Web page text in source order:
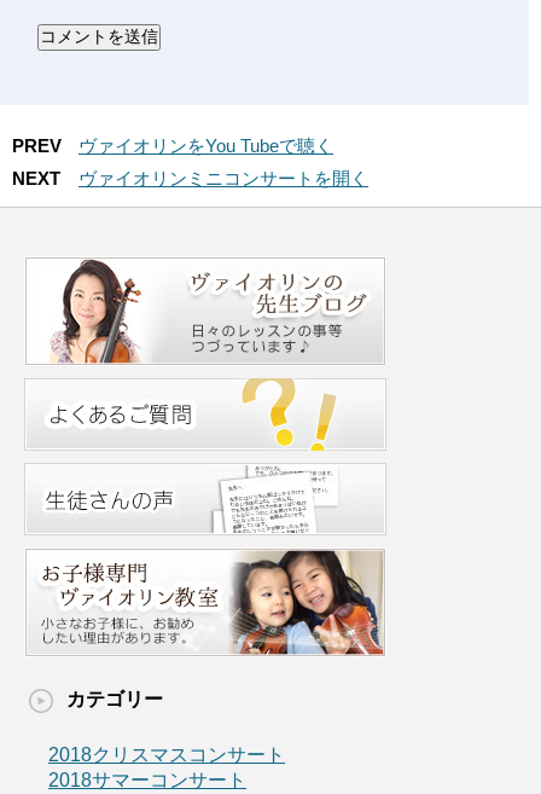
PREV
ヴァイオリンをYou Tubeで聴く
NEXT
ヴァイオリンミニコンサートを開く
カテゴリー
2018クリスマスコンサート
2018サマーコンサート